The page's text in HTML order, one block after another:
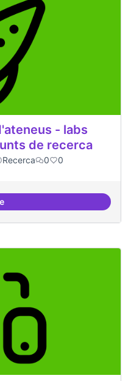
- labs
de recerca
Recerca 0 0
internacional d'ateneus -